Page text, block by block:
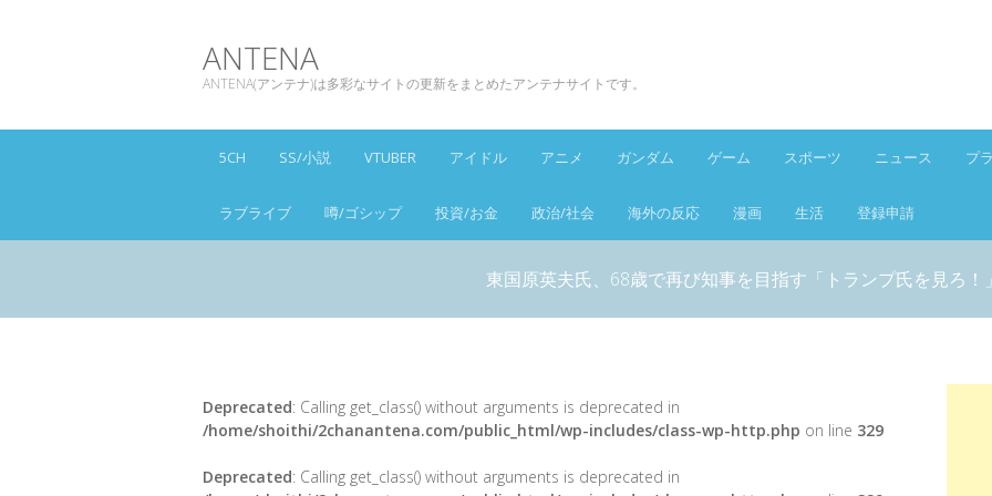
ANTENA
ANTENA(アンテナ)は多彩なサイトの更新をまとめたアンテナサイトです。
5CH SS/小説 VTUBER アイドル アニメ ガンダム ゲーム スポーツ ニュース プ
ラブライブ 噂/ゴシップ 投資/お金 政治/社会 海外の反応 漫画 生活 登録申請
東国原英夫氏、68歳で再び知事を目指す「トランプ氏を見ろ！」
Deprecated: Calling get_class() without arguments is deprecated in
/home/shoithi/2chanantena.com/public_html/wp-includes/class-wp-http.php on line 329
Deprecated: Calling get_class() without arguments is deprecated in